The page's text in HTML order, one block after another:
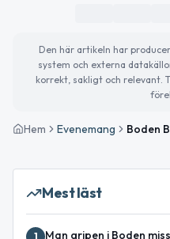
Den här artikeln har
system och externa
korrekt, sakligt och relevant.
Hem Evenemang
Mest läst
1 Man gripen i Boden